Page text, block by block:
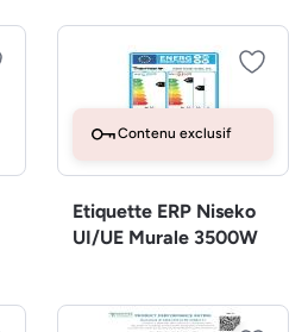
Contenu exclusif
Etiquette ERP Niseko
UI/UE Murale 3500W